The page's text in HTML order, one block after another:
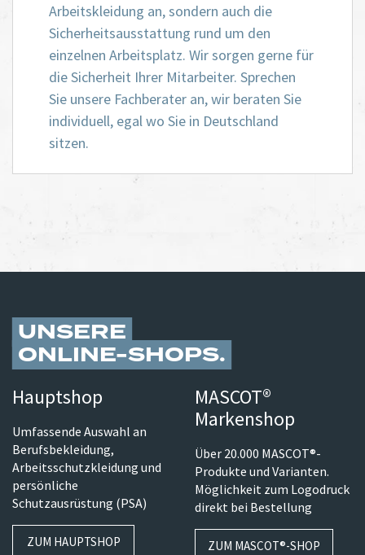
Arbeitskleidung an, sondern auch die
Sicherheitsausstattung rund um den
einzelnen Arbeitsplatz. Wir sorgen gerne für
die Sicherheit Ihrer Mitarbeiter. Sprechen
Sie unsere Fachberater an, wir beraten Sie
individuell, egal wo Sie in Deutschland
sitzen.
UNSERE
ONLINE-SHOPS
Hauptshop
Umfassende Auswahl an
Berufsbekleidung,
Arbeitsschutzkleidung und
persönliche
Schutzausrüstung (PSA)
ZUM HAUPTSHOP
MASCOT®
Markenshop
Über 20.000 MASCOT®-
Produkte und Varianten.
Möglichkeit zum Logodruck
direkt bei Bestellung
ZUM MASCOT®-SHOP